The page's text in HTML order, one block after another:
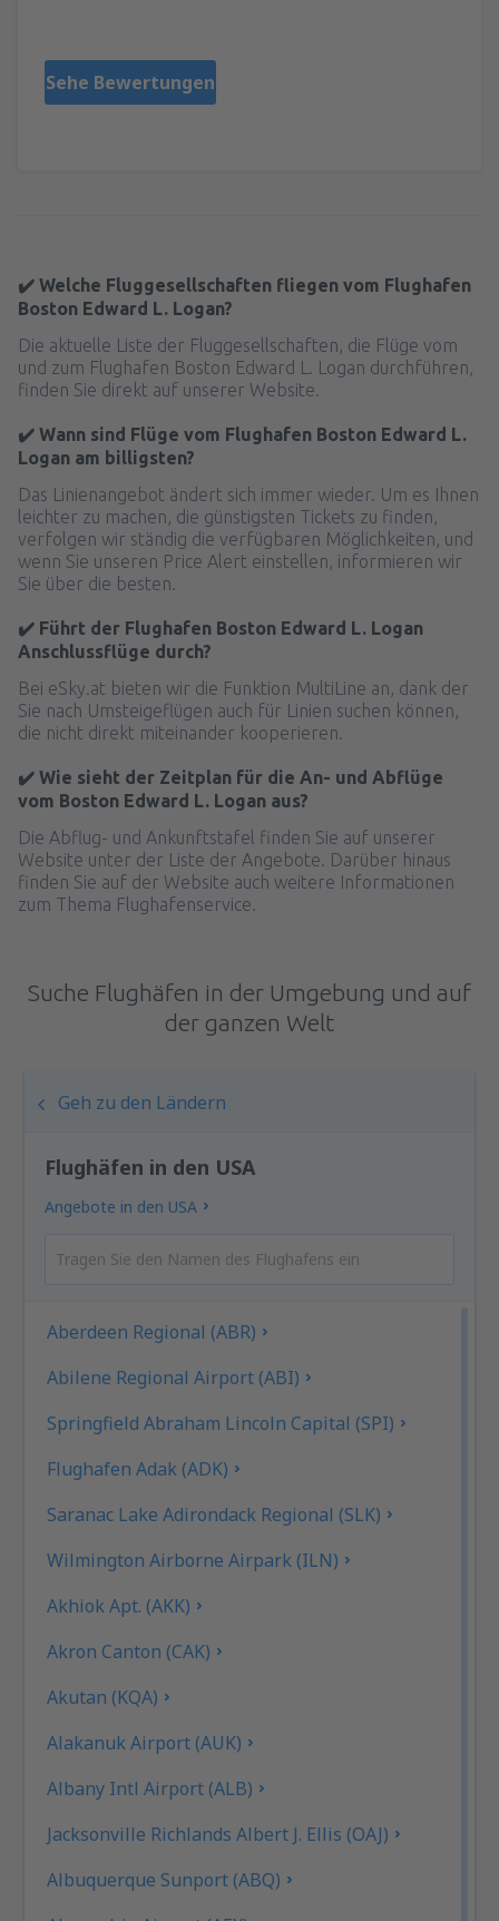
Sehe Bewertungen
✔️ Welche Fluggesellschaften fliegen vom Flughafen
Boston Edward L. Logan?
Die aktuelle Liste der Fluggesellschaften, die Flüge vom
und zum Flughafen Boston Edward L. Logan durchführen,
finden Sie direkt auf unserer Website.
✔️ Wann sind Flüge vom Flughafen Boston Edward L.
Logan am billigsten?
Das Linienangebot ändert sich immer wieder. Um es Ihnen
leichter zu machen, die günstigsten Tickets zu finden,
verfolgen wir ständig die verfügbaren Möglichkeiten, und
wenn Sie unseren Price Alert einstellen, informieren wir
Sie über die besten.
✔️ Führt der Flughafen Boston Edward L. Logan
Anschlussflüge durch?
Bei eSky.at bieten wir die Funktion MultiLine an, dank der
Sie nach Umsteigeflügen auch für Linien suchen können,
die nicht direkt miteinander kooperieren.
✔️ Wie sieht der Zeitplan für die An- und Abflüge
vom Boston Edward L. Logan aus?
Die Abflug- und Ankunftstafel finden Sie auf unserer
Website unter der Liste der Angebote. Darüber hinaus
finden Sie auf der Website auch weitere Informationen
zum Thema Flughafenservice.
Suche Flughäfen in der Umgebung und auf
der ganzen Welt
Geh zu den Ländern
Flughäfen in den USA
Angebote in den USA
Aberdeen Regional (ABR)
Abilene Regional Airport (ABI)
Springfield Abraham Lincoln Capital (SPI)
Flughafen Adak (ADK)
Saranac Lake Adirondack Regional (SLK)
Wilmington Airborne Airpark (ILN)
Akhiok Apt. (AKK)
Akron Canton (CAK)
Akutan (KQA)
Alakanuk Airport (AUK)
Albany Intl Airport (ALB)
Jacksonville Richlands Albert J. Ellis (OAJ)
Albuquerque Sunport (ABQ)